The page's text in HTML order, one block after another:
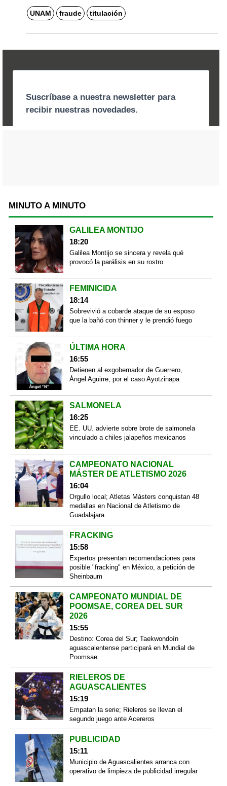
UNAM fraude titulación
MINUTO A MINUTO
GALILEA MONTIJO
18:20
Galilea Montijo se sincera y revela qué
provocó la parálisis en su rostro
FEMINICIDA
18:14
Sobrevivió a cobarde ataque de su esposo
que la bañó con thinner y le prendió fuego
ÚLTIMA HORA
16:55
Detienen al exgobernador de Guerrero,
Ángel Aguirre, por el caso Ayotzinapa
SALMONELA
16:25
EE. UU. advierte sobre brote de salmonela
vinculado a chiles jalapeños mexicanos
CAMPEONATO NACIONAL
MÁSTER DE ATLETISMO 2026
16:04
Orgullo local; Atletas Másters conquistan 48
medallas en Nacional de Atletismo de
Guadalajara
FRACKING
15:58
Expertos presentan recomendaciones para
posible "fracking" en México, a petición de
Sheinbaum
CAMPEONATO MUNDIAL DE
POOMSAE, COREA DEL SUR
2026
15:55
Destino: Corea del Sur; Taekwondoín
aguascalentense participará en Mundial de
Poomsae
RIELEROS DE
AGUASCALIENTES
15:19
Empatan la serie; Rieleros se llevan el
segundo juego ante Acereros
PUBLICIDAD
15:11
Municipio de Aguascalientes arranca con
operativo de limpieza de publicidad irregular